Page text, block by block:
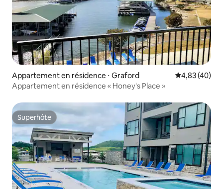
Appartement en résidence ⋅ Graford Évaluation
4,83 (40)
Appartement en résidence « Honey's Place »
Superhôte
Superhôte